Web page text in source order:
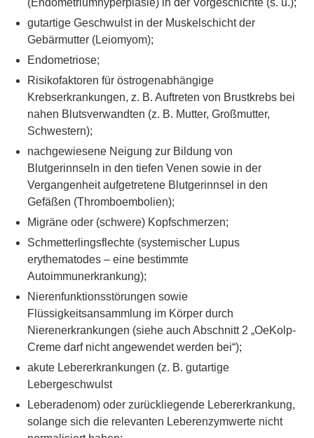
(Endometriumhyperplasie) in der Vorgeschichte (s. u.);
gutartige Geschwulst in der Muskelschicht der
Gebärmutter (Leiomyom);
Endometriose;
Risikofaktoren für östrogenabhängige
Krebserkrankungen, z. B. Auftreten von Brustkrebs bei
nahen Blutsverwandten (z. B. Mutter, Großmutter,
Schwestern);
nachgewiesene Neigung zur Bildung von
Blutgerinnseln in den tiefen Venen sowie in der
Vergangenheit aufgetretene Blutgerinnsel in den
Gefäßen (Thromboembolien);
Migräne oder (schwere) Kopfschmerzen;
Schmetterlingsflechte (systemischer Lupus
erythematodes – eine bestimmte
Autoimmunerkrankung);
Nierenfunktionsstörungen sowie
Flüssigkeitsansammlung im Körper durch
Nierenerkrankungen (siehe auch Abschnitt 2 „OeKolp-
Creme darf nicht angewendet werden bei“);
akute Lebererkrankungen (z. B. gutartige
Lebergeschwulst
Leberadenom) oder zurückliegende Lebererkrankung,
solange sich die relevanten Leberenzymwerte nicht